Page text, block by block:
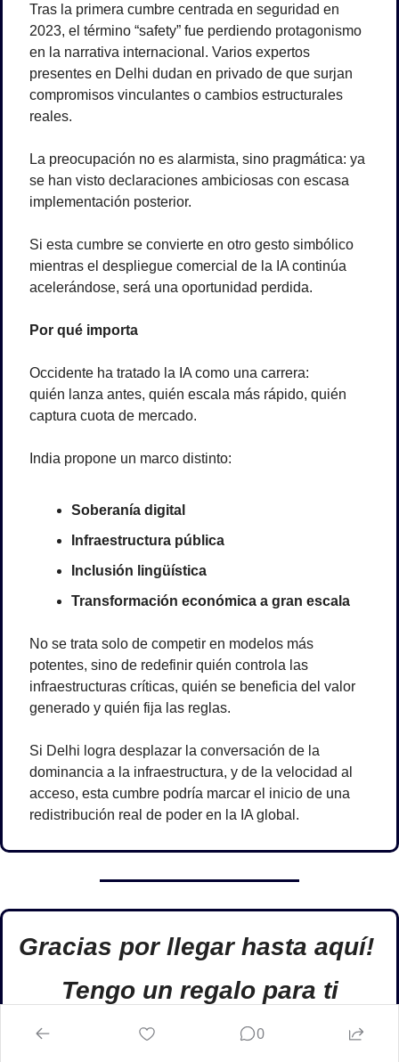
Tras la primera cumbre centrada en seguridad en
2023, el término “safety” fue perdiendo protagonismo
en la narrativa internacional. Varios expertos
presentes en Delhi dudan en privado de que surjan
compromisos vinculantes o cambios estructurales
reales.
La preocupación no es alarmista, sino pragmática: ya
se han visto declaraciones ambiciosas con escasa
implementación posterior.
Si esta cumbre se convierte en otro gesto simbólico
mientras el despliegue comercial de la IA continúa
acelerándose, será una oportunidad perdida.
Por qué importa
Occidente ha tratado la IA como una carrera:
quién lanza antes, quién escala más rápido, quién
captura cuota de mercado.
India propone un marco distinto:
Soberanía digital
Infraestructura pública
Inclusión lingüística
Transformación económica a gran escala
No se trata solo de competir en modelos más
potentes, sino de redefinir quién controla las
infraestructuras críticas, quién se beneficia del valor
generado y quién fija las reglas.
Si Delhi logra desplazar la conversación de la
dominancia a la infraestructura, y de la velocidad al
acceso, esta cumbre podría marcar el inicio de una
redistribución real de poder en la IA global.
Gracias por llegar hasta aquí!
Tengo un regalo para ti
Como muestra de agradecimiento por seguir leyendo
0